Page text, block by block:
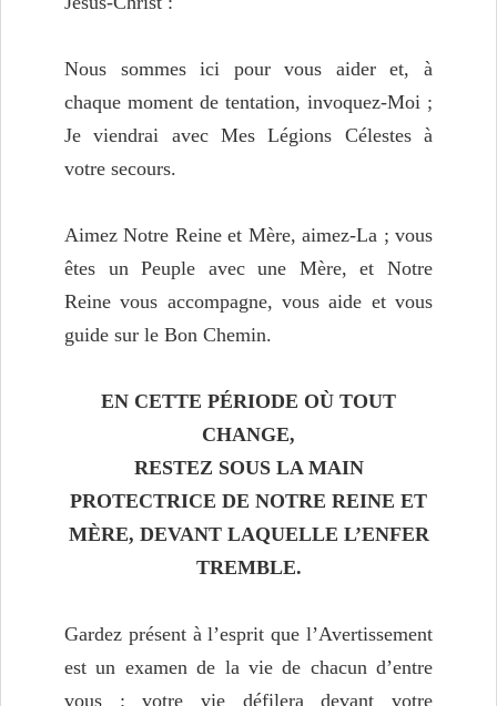
Nous sommes ici pour vous aider et, à
chaque moment de tentation, invoquez-Moi ;
Je viendrai avec Mes Légions Célestes à
votre secours.
Aimez Notre Reine et Mère, aimez-La ; vous
êtes un Peuple avec une Mère, et Notre
Reine vous accompagne, vous aide et vous
guide sur le Bon Chemin.
EN CETTE PÉRIODE OÙ TOUT
CHANGE,
RESTEZ SOUS LA MAIN
PROTECTRICE DE NOTRE REINE ET
MÈRE, DEVANT LAQUELLE L’ENFER
TREMBLE.
Gardez présent à l’esprit que l’Avertissement
est un examen de la vie de chacun d’entre
vous : votre vie défilera devant votre